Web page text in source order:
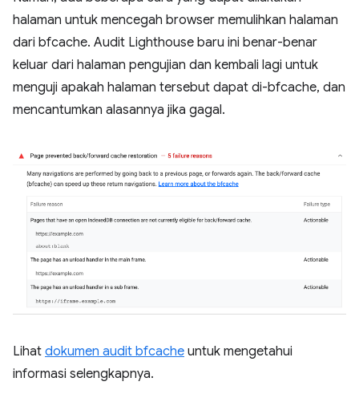
halaman untuk mencegah browser memulihkan halaman
dari bfcache. Audit Lighthouse baru ini benar-benar
keluar dari halaman pengujian dan kembali lagi untuk
menguji apakah halaman tersebut dapat di-bfcache, dan
mencantumkan alasannya jika gagal.
Lihat dokumen audit bfcache untuk mengetahui
informasi selengkapnya.